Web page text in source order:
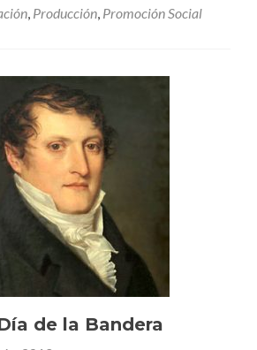
el
de
“Aprender
+”
, Producción, Promoción Social
de la Bandera